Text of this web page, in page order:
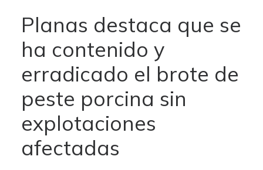
Planas destaca que se
ha contenido y
erradicado el brote de
peste porcina sin
explotaciones
afectadas